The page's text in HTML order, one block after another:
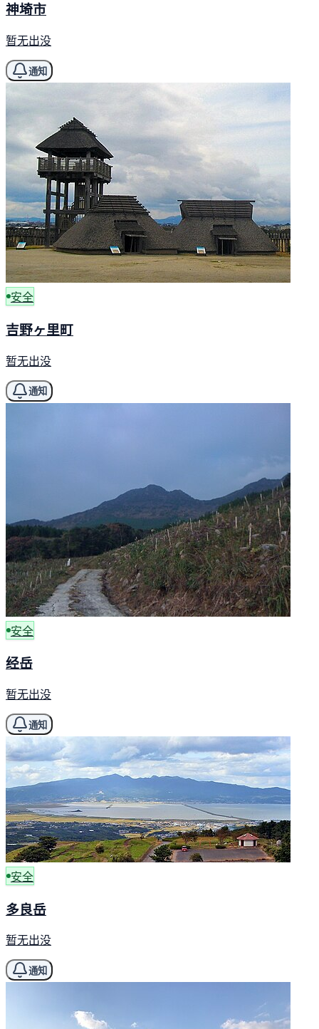
神埼市
暂无出没
通知
安全
吉野ヶ里町
暂无出没
通知
安全
经岳
暂无出没
通知
安全
多良岳
暂无出没
通知